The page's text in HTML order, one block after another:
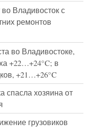
Владивосток с
ремонтов
во Владивостоке,
+22…+24°C; в
+21…+26°C
спасла хозяина от
грузовиков